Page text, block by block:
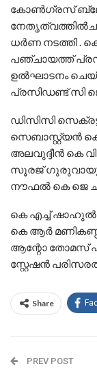
കോൺഗ്രസ്
ധർണ നടത്തി .
പഞ്ചായത്ത്
ഉൽഘാടനം
പ്രസിഡണ്ട് സി
ഡിസിസി
സെബാസ്റ്റ്യൻ
അലവുദ്ദീൻ കെ
സൂരജ് ഗുരുവായൂര്
നൗഫൽ കെ ജെ
കെ എച്ച്
കെ ആർ
ആന്റോ തോമസ്
സ്റ്റേഷൻ
Share
PREV POST